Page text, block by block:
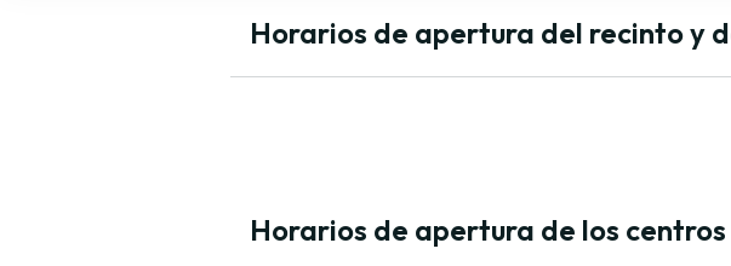
Horarios de apertura del recinto y
Horarios de apertura de los